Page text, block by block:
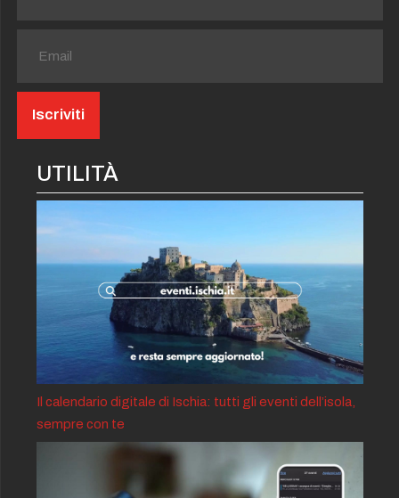
UTILITÀ
Il calendario digitale di Ischia: tutti gli eventi dell’isola,
sempre con te